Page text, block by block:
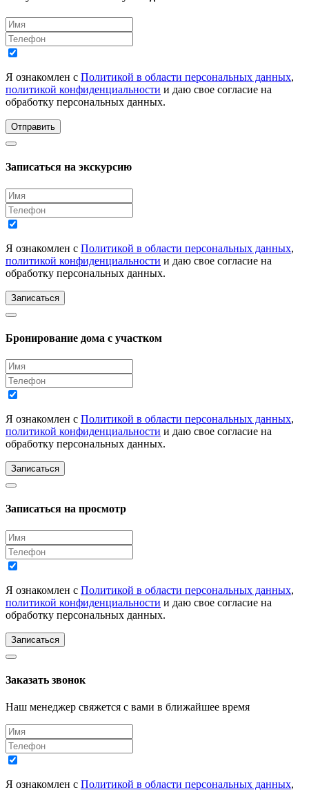
Я ознакомлен с Политикой в области персональных данных,
политикой конфиденциальности и даю свое согласие на
обработку персональных данных.
Отправить
Записаться на экскурсию
Я ознакомлен с Политикой в области персональных данных,
политикой конфиденциальности и даю свое согласие на
обработку персональных данных.
Записаться
Бронирование дома с участком
Я ознакомлен с Политикой в области персональных данных,
политикой конфиденциальности и даю свое согласие на
обработку персональных данных.
Записаться
Записаться на просмотр
Я ознакомлен с Политикой в области персональных данных,
политикой конфиденциальности и даю свое согласие на
обработку персональных данных.
Записаться
Заказать звонок
Наш менеджер свяжется с вами в ближайшее время
Я ознакомлен с Политикой в области персональных данных,